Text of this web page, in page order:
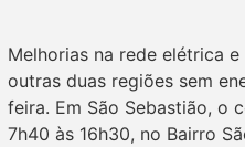
Melhorias na rede elétrica
outras duas regiões sem
feira. Em São Sebastião, o
7h40 às 16h30, no Bairro